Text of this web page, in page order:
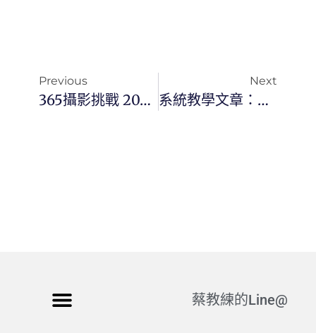
Previous
365攝影挑戰 20251129(六)333/365 Day3602
Next
系統教學文章：〈為什麼「工具—習慣—環境」三層式流程，決定一個人的數位能力上限〉
蔡教練的Line@